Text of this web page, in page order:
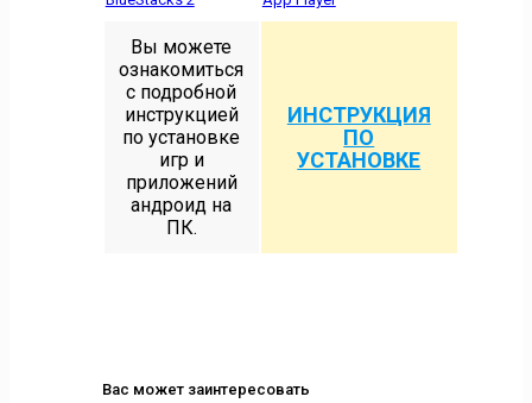
Вы можете
ознакомиться
с подробной
инструкцией
по установке
игр и
приложений
андроид на
ПК.
ИНСТРУКЦИЯ
ПО
УСТАНОВКЕ
Вас может заинтересовать